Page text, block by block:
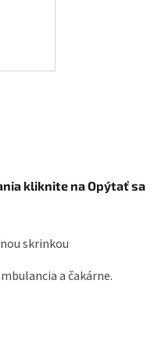
kliknite naOpýtať sa
skrinkou
a čakárne.